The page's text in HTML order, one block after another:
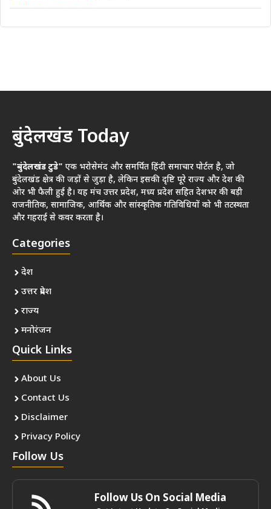
बुंदेलखंड Today
"बुंदेलखंड टुडे" एक भरोसेमंद और समर्पित हिंदी समाचार पोर्टल है, जो
बुंदेलखंड क्षेत्र की जड़ों से जुड़ा है, लेकिन इसकी दृष्टि पूरे राज्य और देश की
ओर भी फैली हुई है। यह मंच उत्तर प्रदेश, मध्य प्रदेश सहित देशभर की बड़ी
राजनीतिक, सामाजिक, आर्थिक और सांस्कृतिक गतिविधियों को भी तटस्थता
और गहराई से कवर करता है।
Categories
देश
उत्तर प्रदेश
राज्य
मनोरंजन
Quick Links
About Us
Contact Us
Disclaimer
Privacy Policy
Follow Us
Follow Us On Social Media